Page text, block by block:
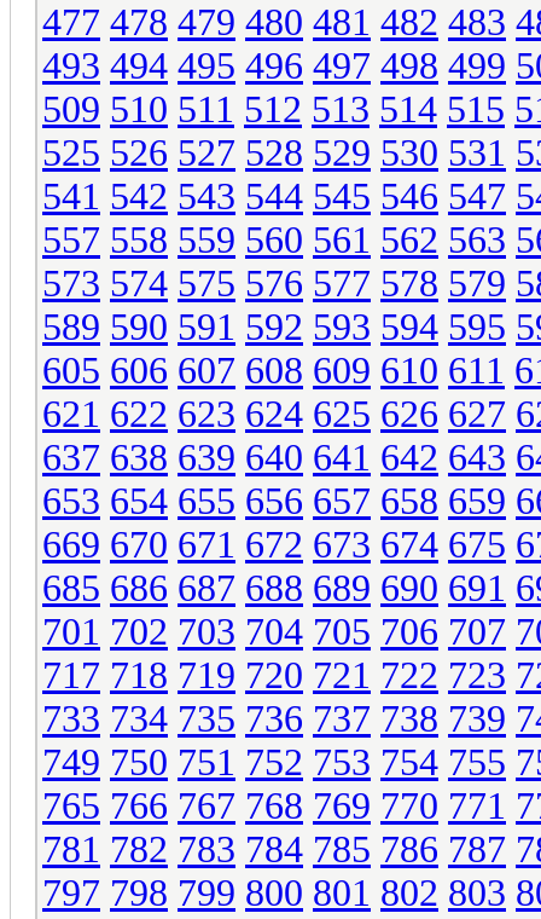
477 478 479 480 481 482 483
493 494 495 496 497 498 499
509 510 511 512 513 514 515
525 526 527 528 529 530 531
541 542 543 544 545 546 547
557 558 559 560 561 562 563
573 574 575 576 577 578 579
589 590 591 592 593 594 595
605 606 607 608 609 610 611
621 622 623 624 625 626 627
637 638 639 640 641 642 643
653 654 655 656 657 658 659
669 670 671 672 673 674 675
685 686 687 688 689 690 691
701 702 703 704 705 706 707
717 718 719 720 721 722 723
733 734 735 736 737 738 739
749 750 751 752 753 754 755
765 766 767 768 769 770 771
781 782 783 784 785 786 787
797 798 799 800 801 802 803